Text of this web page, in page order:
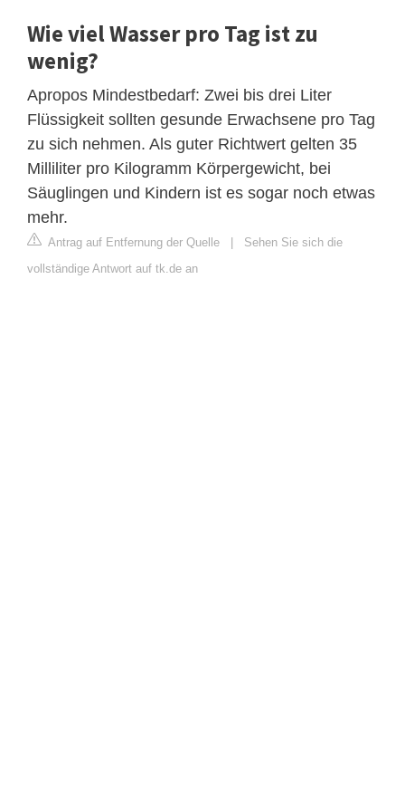
Wie viel Wasser pro Tag ist zu
wenig?
Apropos Mindestbedarf: Zwei bis drei Liter
Flüssigkeit sollten gesunde Erwachsene pro Tag
zu sich nehmen. Als guter Richtwert gelten 35
Milliliter pro Kilogramm Körpergewicht, bei
Säuglingen und Kindern ist es sogar noch etwas
mehr.
Antrag auf Entfernung der Quelle | Sehen Sie sich die
vollständige Antwort auf tk.de an